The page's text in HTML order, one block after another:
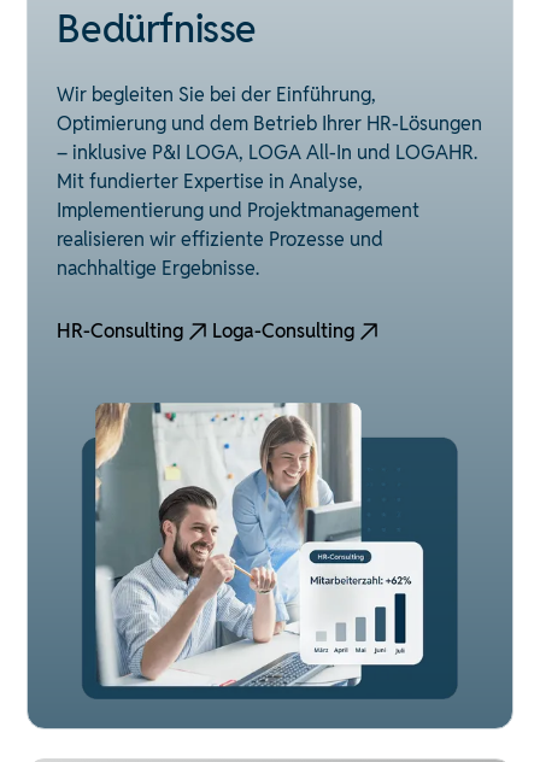
Bedürfnisse
Wir begleiten Sie bei der Einführung,
Optimierung und dem Betrieb Ihrer HR-Lösungen
– inklusive P&I LOGA, LOGA All-In und LOGAHR.
Mit fundierter Expertise in Analyse,
Implementierung und Projektmanagement
realisieren wir effiziente Prozesse und
nachhaltige Ergebnisse.
HR-Consulting Loga-Consulting